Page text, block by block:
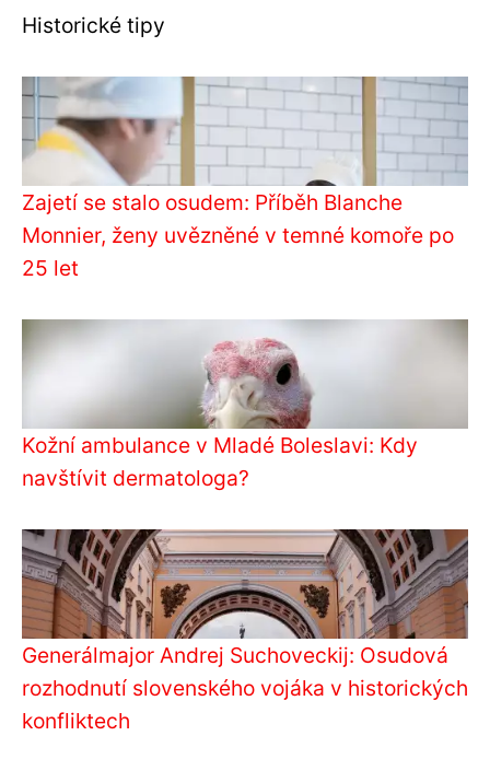
Historické tipy
Zajetí se stalo osudem: Příběh Blanche
Monnier, ženy uvězněné v temné komoře po
25 let
Kožní ambulance v Mladé Boleslavi: Kdy
navštívit dermatologa?
Generálmajor Andrej Suchoveckij: Osudová
rozhodnutí slovenského vojáka v historických
konfliktech